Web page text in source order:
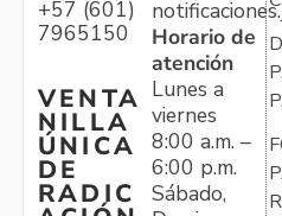
+57 (601)
7965150
VENTA
NILLA
ÚNICA
DE
RADIC
Horario de
atención
Lunes a
viernes
8:00 a.m. –
6:00 p.m.
Sábado,